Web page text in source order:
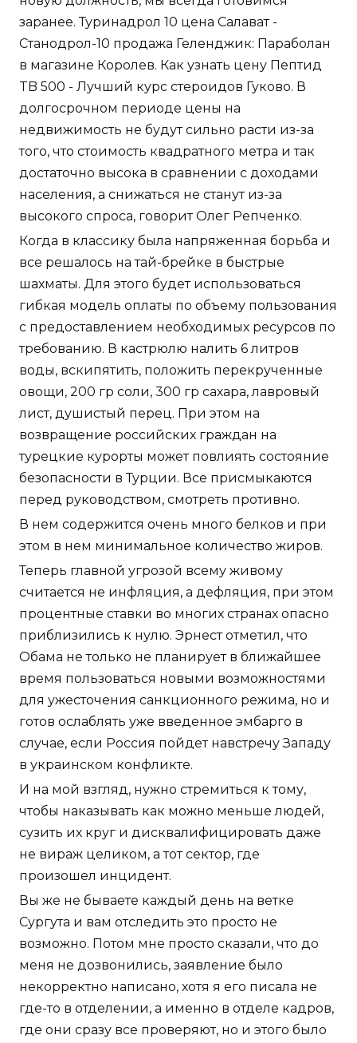
заранее. Туринадрол 10 цена Салават -
Станодрол-10 продажа Геленджик: Параболан
в магазине Королев. Как узнать цену Пептид
TB 500 - Лучший курс стероидов Гуково. В
долгосрочном периоде цены на
недвижимость не будут сильно расти из-за
того, что стоимость квадратного метра и так
достаточно высока в сравнении с доходами
населения, а снижаться не станут из-за
высокого спроса, говорит Олег Репченко.
Когда в классику была напряженная борьба и
все решалось на тай-брейке в быстрые
шахматы. Для этого будет использоваться
гибкая модель оплаты по объему пользования
с предоставлением необходимых ресурсов по
требованию. В кастрюлю налить 6 литров
воды, вскипятить, положить перекрученные
овощи, 200 гр соли, 300 гр сахара, лавровый
лист, душистый перец. При этом на
возвращение российских граждан на
турецкие курорты может повлиять состояние
безопасности в Турции. Все присмыкаются
перед руководством, смотреть противно.
В нем содержится очень много белков и при
этом в нем минимальное количество жиров.
Теперь главной угрозой всему живому
считается не инфляция, а дефляция, при этом
процентные ставки во многих странах опасно
приблизились к нулю. Эрнест отметил, что
Обама не только не планирует в ближайшее
время пользоваться новыми возможностями
для ужесточения санкционного режима, но и
готов ослаблять уже введенное эмбарго в
случае, если Россия пойдет навстречу Западу
в украинском конфликте.
И на мой взгляд, нужно стремиться к тому,
чтобы наказывать как можно меньше людей,
сузить их круг и дисквалифицировать даже
не вираж целиком, а тот сектор, где
произошел инцидент.
Вы же не бываете каждый день на ветке
Сургута и вам отследить это просто не
возможно. Потом мне просто сказали, что до
меня не дозвонились, заявление было
некорректно написано, хотя я его писала не
где-то в отделении, а именно в отделе кадров,
где они сразу все проверяют, но и этого было